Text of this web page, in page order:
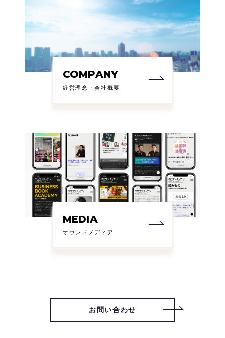
COMPANY
経営理念・会社概要
MEDIA
オウンドメディア
お問い合わせ